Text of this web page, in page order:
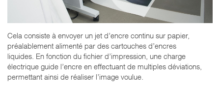
Cela consiste à envoyer un jet d’encre continu sur papier,
préalablement alimenté par des cartouches d’encres
liquides. En fonction du fichier d’impression, une charge
électrique guide l’encre en effectuant de multiples déviations,
permettant ainsi de réaliser l’image voulue.